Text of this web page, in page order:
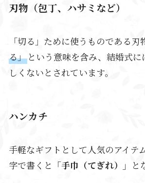
刃物（包丁、ハサミなど）
「切る」ために使うものである刃
る」という意味を含み、結婚式に
しくないとされています。
ハンカチ
手軽なギフトとして人気のアイテ
字で書くと 「手巾（てぎれ）」 と